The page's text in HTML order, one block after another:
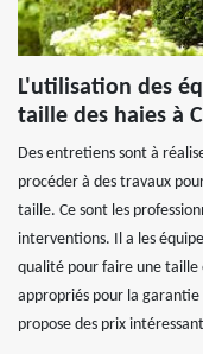
L'utilisation des
taille des haies à
Des entretiens sont à
procéder à des travaux
taille. Ce sont les
interventions. Il a les
qualité pour faire une
appropriés pour la
propose des prix